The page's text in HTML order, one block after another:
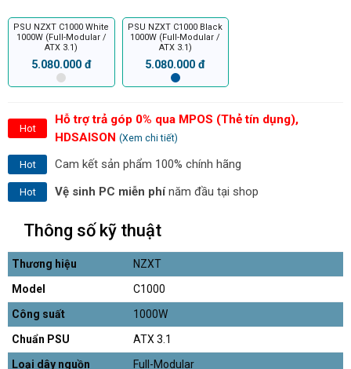
PSU NZXT C1000 White
1000W (Full-Modular /
ATX 3.1)
5.080.000 đ
PSU NZXT C1000 Black
1000W (Full-Modular /
ATX 3.1)
5.080.000 đ
Hot
Hỗ trợ trả góp 0% qua MPOS (Thẻ tín dụng),
HDSAISON (Xem chi tiết)
Hot Cam kết sản phẩm 100% chính hãng
Hot Vệ sinh PC miễn phínăm đầu tại shop
Thông số kỹ thuật
Thương hiệu
NZXT
Model
C1000
Công suất
1000W
Chuẩn PSU
ATX 3.1
Loại dây nguồn
Full-Modular